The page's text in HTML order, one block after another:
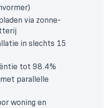
via zonne-
in slechts 15
tot 98.4%
parallelle
woning en